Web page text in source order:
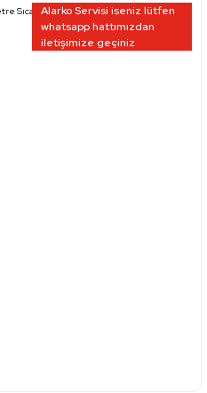
Alarko Servisi iseniz lütfen
whatsapp hattımızdan
iletişimize geçiniz